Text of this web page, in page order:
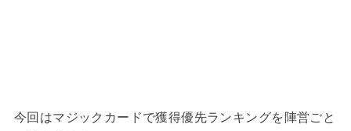
今回はマジックカードで獲得優先ランキングを陣営ごと